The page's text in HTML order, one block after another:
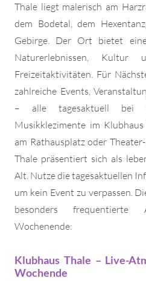
Thale liegt malerisch am
dem Bodetal, dem
Gebirge. Der Ort bietet
Naturerlebnissen, Kultur
Freizeitaktivitäten. Für
zahlreiche Events,
– alle tagesaktuell bei
Musikklezimente im
am Rathausplatz oder
Thale präsentiert sich als
Alt. Nutze die tagesaktuellen
um kein Event zu verpassen.
besonders
Wochenende:
Klubhaus Thale – Live-
Wochende